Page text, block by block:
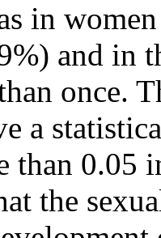
in
and in
once.
a
than 0.05
the